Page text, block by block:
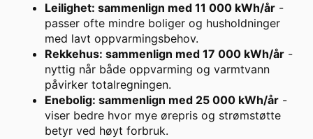
Leilighet: sammenlign med 11 000 kWh/år -
passer ofte mindre boliger og husholdninger
med lavt oppvarmingsbehov.
Rekkehus: sammenlign med 17 000 kWh/år -
nyttig når både oppvarming og varmtvann
påvirker totalregningen.
Enebolig: sammenlign med 25 000 kWh/år -
viser bedre hvor mye ørepris og strømstøtte
betyr ved høyt forbruk.